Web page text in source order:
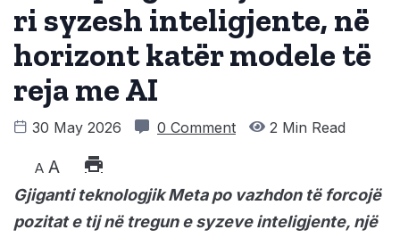
ri syzesh inteligjente, në
horizont katër modele të
reja me AI
30 May 2026 0 Comment 2 Min Read
A A
Gjiganti teknologjik Meta po vazhdon të forcojë
pozitat e tij në tregun e syzeve inteligjente, një